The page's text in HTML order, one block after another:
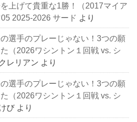
上げて貴重な1勝！（2017マイア
2025-2026 サード より
の選手のプレーじゃない！3つの願
（2026ワシントン１回戦 vs. シ
レリアン より
の選手のプレーじゃない！3つの願
（2026ワシントン１回戦 vs. シ
び より